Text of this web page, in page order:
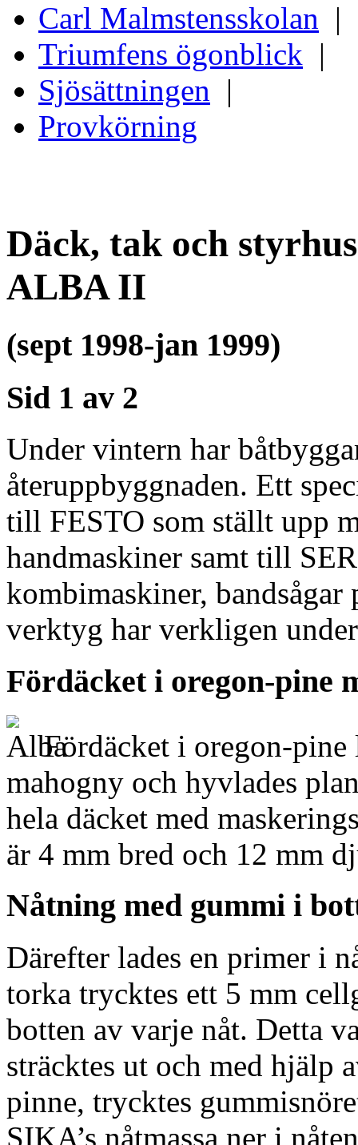
Carl Malmstensskolan |
Triumfens ögonblick |
Sjösättningen |
Provkörning
Däck, tak och
ALBA II
(sept 1998-jan 1999)
Sid 1 av 2
Under vintern har
återuppbyggnaden. Ett
till FESTO som ställt upp
handmaskiner samt till
kombimaskiner,
verktyg har verkligen
Fördäcket i oregon-pine
Fördäcket i oregon-
mahogny och hyvlades
hela däcket med
är 4 mm bred och 12 mm
Nåtning med gummi i
Därefter lades en primer i
torka trycktes ett 5 mm
botten av varje nåt. Detta
sträcktes ut och med hjälp
pinne, trycktes
SIKA’s nåtmassa ner i